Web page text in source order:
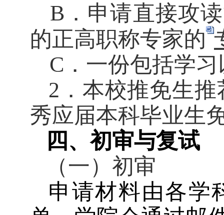
B ．申请直接攻
的正高职称专家的
C ．一份包括学
2 ．本校推免生
秀应届本科毕业生
四、初审与复试
（一）初审
申请材料由各学